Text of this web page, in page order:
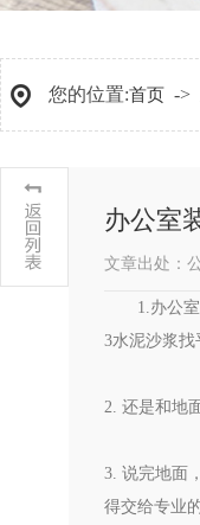
您的位置:首页 ->
办公室
文章出处：
1.办公
3水泥沙浆找
2. 还是和地
3. 说完地面
得交给专业